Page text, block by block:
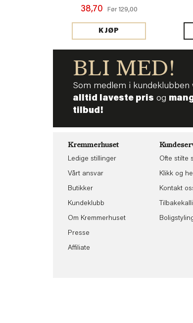
38,70 Før 129,00
KJØP
BLI MED!
Som medlem i kundeklubben
alltid laveste pris og
tilbud!
Kremmerhuset
Ledige stillinger
Vårt ansvar
Butikker
Kundeklubb
Om Kremmerhuset
Presse
Affiliate
Ofte stilte
Klikk og
Kontakt